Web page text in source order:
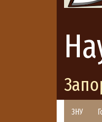
ЗНУ